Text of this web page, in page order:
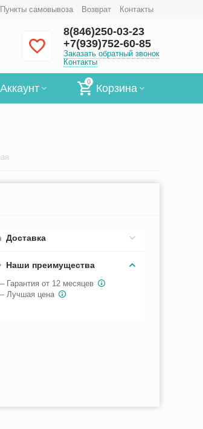
Пункты самовывоза Возврат Контакты
8(846)250-03-23
+7(939)752-60-85
Заказать обратный звонок
Контакты
0
Корзина
Аккаунт
Доставка
Наши преимущества
Гарантия от 12 месяцев
Лучшая цена